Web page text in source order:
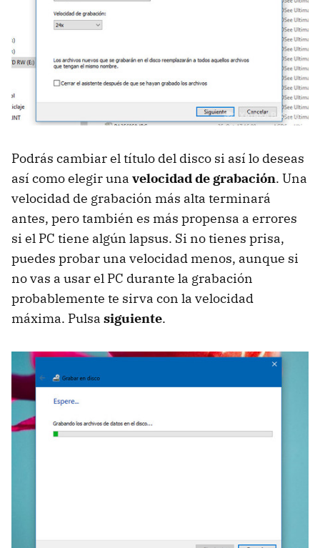
Podrás cambiar el título del disco si así lo deseas
así como elegir una velocidad de grabación. Una
velocidad de grabación más alta terminará
antes, pero también es más propensa a errores
si el PC tiene algún lapsus. Si no tienes prisa,
puedes probar una velocidad menos, aunque si
no vas a usar el PC durante la grabación
probablemente te sirva con la velocidad
máxima. Pulsa siguiente.